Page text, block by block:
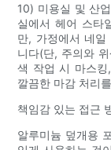
10) 미용실 및 산
실에서 헤어 스타
만, 가정에서 네
니다(단, 주의와
색 작업 시 마스
깔끔한 마감 처리
책임감 있는 접근
알루미늄 덮개용